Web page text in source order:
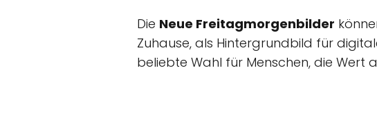
Die Neue Freitagmorgenbilder
Zuhause, als Hintergrundbild für
beliebte Wahl für Menschen, die Wert